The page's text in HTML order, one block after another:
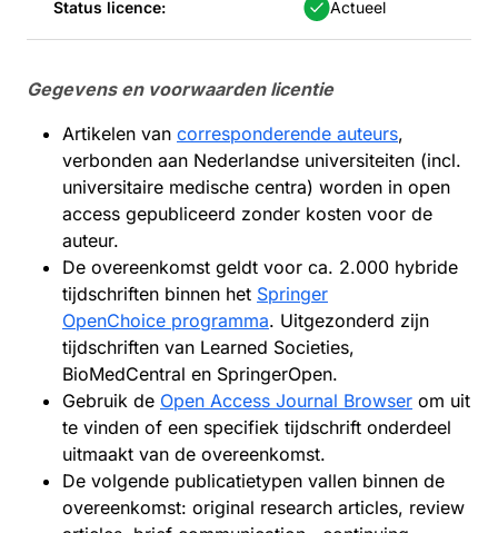
Status licence: Actueel
Gegevens en voorwaarden licentie
Artikelen van corresponderende auteurs,
verbonden aan Nederlandse universiteiten (incl.
universitaire medische centra) worden in open
access gepubliceerd zonder kosten voor de
auteur.
De overeenkomst geldt voor ca. 2.000 hybride
tijdschriften binnen het Springer
OpenChoice programma. Uitgezonderd zijn
tijdschriften van Learned Societies,
BioMedCentral en SpringerOpen.
Gebruik de Open Access Journal Browser om uit
te vinden of een specifiek tijdschrift onderdeel
uitmaakt van de overeenkomst.
De volgende publicatietypen vallen binnen de
overeenkomst: original research articles, review